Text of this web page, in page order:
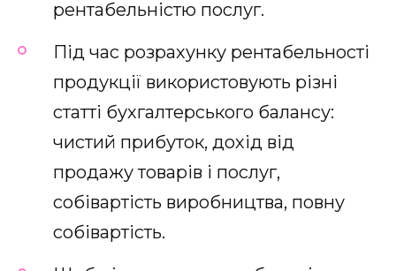
рентабельністю послуг.
Під час розрахунку рентабельності
продукції використовують різні
статті бухгалтерського балансу:
чистий прибуток, дохід від
продажу товарів і послуг,
собівартість виробництва, повну
собівартість.